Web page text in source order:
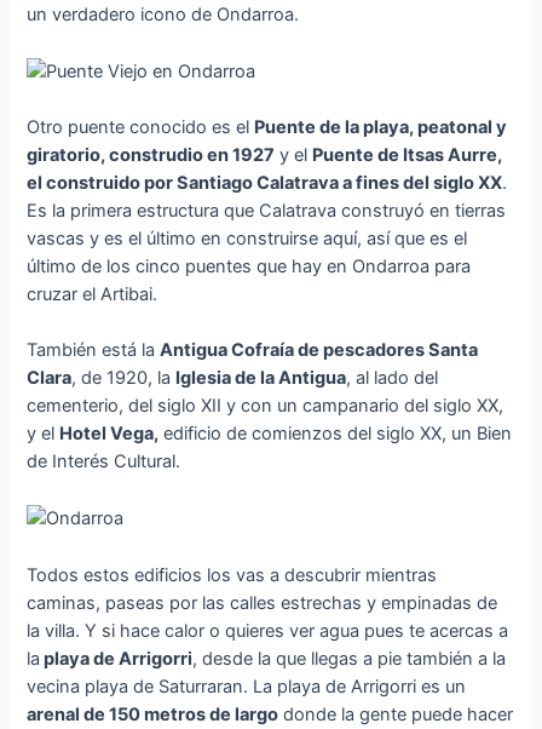
un verdadero icono de Ondarroa.
Otro puente conocido es el Puente de la playa, peatonal y
giratorio, construdio en 1927 y el Puente de Itsas Aurre,
el construido por Santiago Calatrava a fines del siglo XX.
Es la primera estructura que Calatrava construyó en tierras
vascas y es el último en construirse aquí, así que es el
último de los cinco puentes que hay en Ondarroa para
cruzar el Artibai.
También está laAntigua Cofraía de pescadores Santa
Clara, de 1920, la Iglesia de la Antigua, al lado del
cementerio, del siglo XII y con un campanario del siglo XX,
y el Hotel Vega, edificio de comienzos del siglo XX, un Bien
de Interés Cultural.
Todos estos edificios los vas a descubrir mientras
caminas, paseas por las calles estrechas y empinadas de
la villa. Y si hace calor o quieres ver agua pues te acercas a
la playa de Arrigorri, desde la que llegas a pie también a la
vecina playa de Saturraran. La playa de Arrigorri es un
arenal de 150 metros de largo donde la gente puede hacer